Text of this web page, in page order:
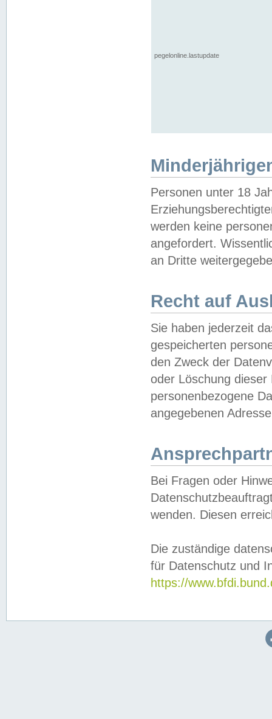
pegelonline.lastupdate
Personen unter 18
werden keine
angefordert.
an Dritte
Recht auf
Sie haben jederzeit
gespeicherten
den Zweck der
oder Löschung
personenbezogene
angegebenen
Bei Fragen oder
wenden. Diesen
Die zuständige
für Datenschutz und
https://